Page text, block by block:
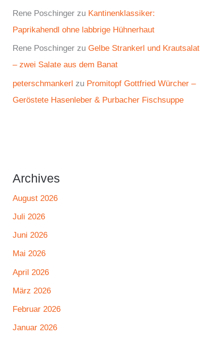
Rene Poschinger zu Kantinenklassiker:
Paprikahendl ohne labbrige Hühnerhaut
Rene Poschinger zuGelbe Strankerl und Krautsalat
– zwei Salate aus dem Banat
peterschmankerl zu Promitopf Gottfried Würcher –
Geröstete Hasenleber & Purbacher Fischsuppe
Archives
August 2026
Juli 2026
Juni 2026
Mai 2026
April 2026
März 2026
Februar 2026
Januar 2026